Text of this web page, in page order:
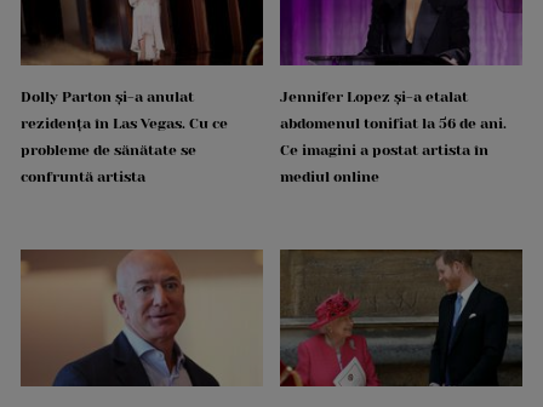
Dolly Parton și-a anulat
rezidența în Las Vegas. Cu ce
probleme de sănătate se
confruntă artista
Jennifer Lopez și-a etalat
abdomenul tonifiat la 56 de ani.
Ce imagini a postat artista în
mediul online